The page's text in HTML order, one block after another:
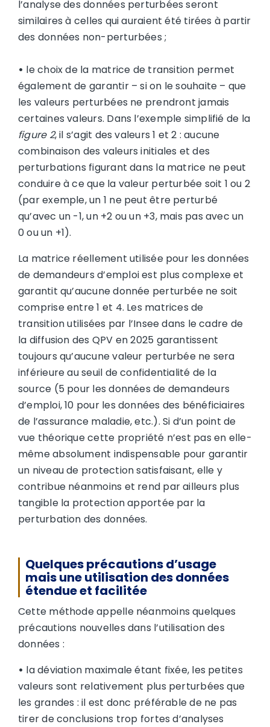
l’analyse des données perturbées seront
similaires à celles qui auraient été tirées à partir
des données non-perturbées ;
• le choix de la matrice de transition permet
également de garantir – si on le souhaite – que
les valeurs perturbées ne prendront jamais
certaines valeurs. Dans l’exemple simplifié de la
figure 2, il s’agit des valeurs 1 et 2 : aucune
combinaison des valeurs initiales et des
perturbations figurant dans la matrice ne peut
conduire à ce que la valeur perturbée soit 1 ou 2
(par exemple, un 1 ne peut être perturbé
qu’avec un -1, un +2 ou un +3, mais pas avec un
0 ou un +1).
La matrice réellement utilisée pour les données
de demandeurs d’emploi est plus complexe et
garantit qu’aucune donnée perturbée ne soit
comprise entre 1 et 4. Les matrices de
transition utilisées par l’Insee dans le cadre de
la diffusion des QPV en 2025 garantissent
toujours qu’aucune valeur perturbée ne sera
inférieure au seuil de confidentialité de la
source (5 pour les données de demandeurs
d’emploi, 10 pour les données des bénéficiaires
de l’assurance maladie, etc.). Si d’un point de
vue théorique cette propriété n’est pas en elle-
même absolument indispensable pour garantir
un niveau de protection satisfaisant, elle y
contribue néanmoins et rend par ailleurs plus
tangible la protection apportée par la
perturbation des données.
Quelques précautions d’usage
mais une utilisation des données
étendue et facilitée
Cette méthode appelle néanmoins quelques
précautions nouvelles dans l’utilisation des
données :
• la déviation maximale étant fixée, les petites
valeurs sont relativement plus perturbées que
les grandes : il est donc préférable de ne pas
tirer de conclusions trop fortes d’analyses